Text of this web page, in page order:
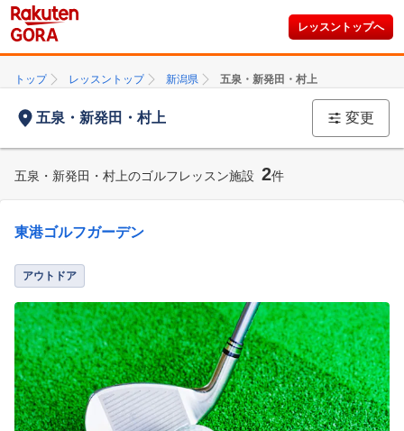
レッスントップへ
トップ レッスントップ 新潟県 五泉・新発田・村上
五泉・新発田・村上 変更
五泉・新発田・村上のゴルフレッスン施設 2件
東港ゴルフガーデン
アウトドア